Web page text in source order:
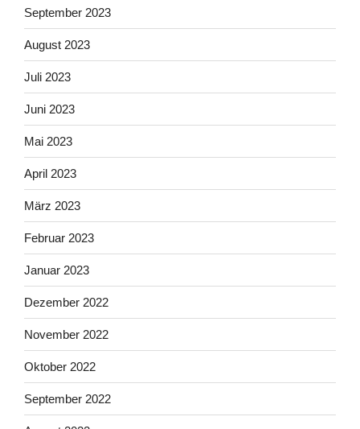
September 2023
August 2023
Juli 2023
Juni 2023
Mai 2023
April 2023
März 2023
Februar 2023
Januar 2023
Dezember 2022
November 2022
Oktober 2022
September 2022